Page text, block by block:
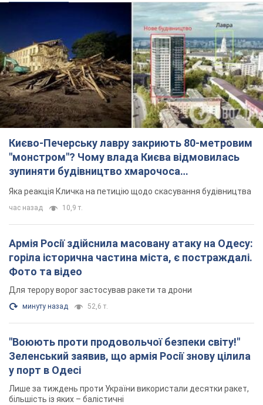
Києво-Печерську лавру закриють 80-метровим
"монстром"? Чому влада Києва відмовилась
зупиняти будівництво хмарочоса
"московського вірянина"
Яка реакція Кличка на петицію щодо скасування будівництва
час назад 10,9 т.
Армія Росії здійснила масовану атаку на Одесу:
горіла історична частина міста, є постраждалі.
Фото та відео
Для терору ворог застосував ракети та дрони
минуту назад 52,6 т.
"Воюють проти продовольчої безпеки світу!"
Зеленський заявив, що армія Росії знову цілила
у порт в Одесі
Лише за тиждень проти України використали десятки ракет,
більшість із яких – балістичні